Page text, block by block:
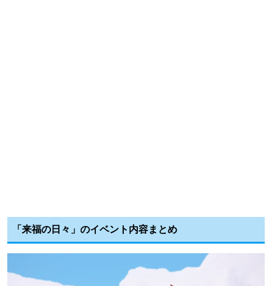
「来福の日々」のイベント内容まとめ